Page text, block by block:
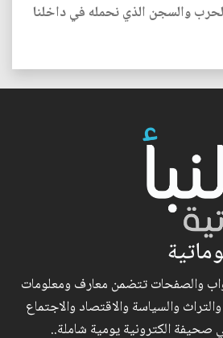
والسجن الذي نحمله في داخلنا
والصفحات تتضمن معارف ومعلومات
والسياسة والاقتصاد والاجتماع
صحيفة الكترونية يومية شاملة..